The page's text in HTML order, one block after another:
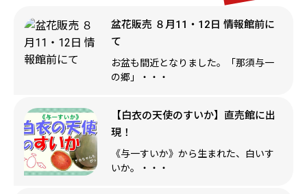
盆花販売 ８月11・12日 情報館前に
て
お盆も間近となりました。「那須与一
の郷」・・・
【白衣の天使のすいか】直売館に出
現！
《与一すいか》から生まれた、白いす
いか。・・・